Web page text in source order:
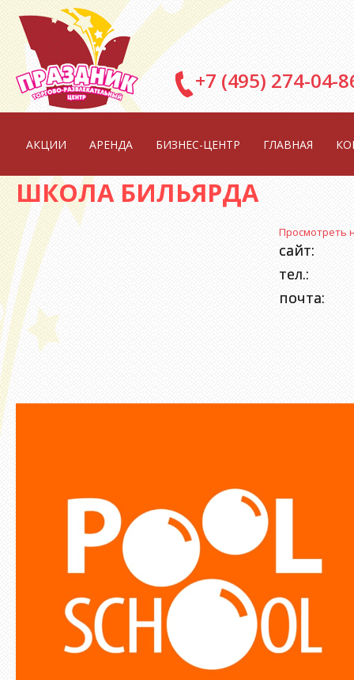
Перейти к основному содержанию
+7 (495) 274-04-
АКЦИИ АРЕНДА БИЗНЕС-ЦЕНТР ГЛАВНАЯ
ШКОЛА БИЛЬЯРДА
Просмотреть
сайт:
тел.:
почта: